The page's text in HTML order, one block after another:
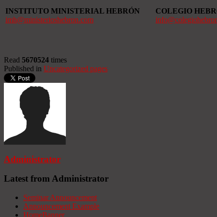
INSTITUTO MINISTERIAL HEBRÓN
imh@ministerioshebron.com
COLEGIO
Read 5670524 times
Published in Uncategorized pages
Administrator
Latest from Administrator
Seminar Announcement
Announcement Example
HomeBanner